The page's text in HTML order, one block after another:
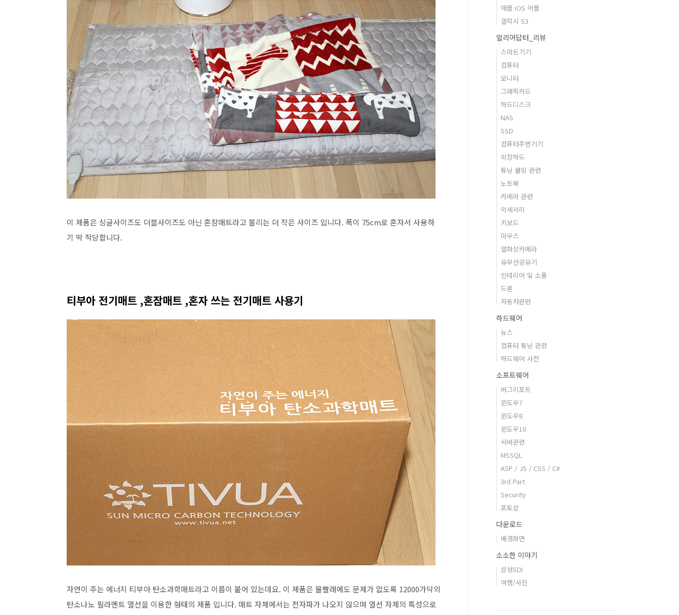
이 제품은 싱글사이즈도 더블사이즈도 아닌 혼잠매트라고 불리는 더 작은 사이즈 입니다. 폭이 75cm로 혼자서 사용하
기 딱 적당합니다.
티부아 전기매트 ,혼잠매트 ,혼자 쓰는 전기매트 사용기
자연이 주는 에너지 티부아 탄소과학매트라고 이름이 붙어 있는데요. 이 제품은 물빨래에도 문제가 없도록 12000가닥의
탄소나노 필라멘트 열선을 이용한 형태의 제품 입니다. 매트 자체에서는 전자파가 나오지 않으며 열선 자체의 특성으로
애플 iOS 어플
갤럭시 S3
얼리어답터_리뷰
스마트기기
컴퓨터
모니터
그래픽카드
하드디스크
NAS
SSD
컴퓨터주변기기
외장하드
튜닝 쿨링 관련
노트북
카메라 관련
악세서리
키보드
마우스
열화상카메라
유무선공유기
인테리어 및 소품
드론
자동차관련
하드웨어
뉴스
컴퓨터 튜닝 관련
하드웨어 사전
소프트웨어
버그리포트
윈도우7
윈도우8
윈도우10
서버관련
MSSQL
ASP / JS / CSS / C#
3rd Part
Security
포토샵
다운로드
배경화면
소소한 이야기
삼성SDI
여행/사진